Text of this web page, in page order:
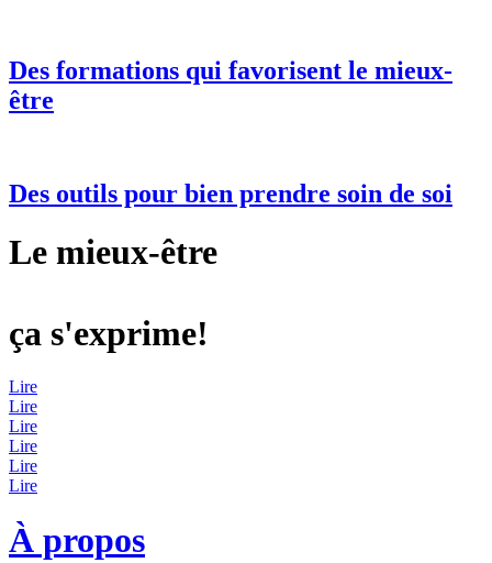
Des formations qui favorisent le mieux-
être
Des outils pour bien prendre soin de soi
Le mieux-être
ça s'exprime!
Lire
Lire
Lire
Lire
Lire
Lire
À propos